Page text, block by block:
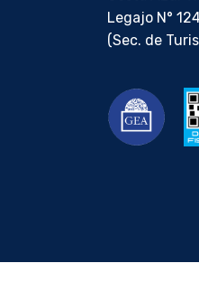
Legajo N°
(Sec. de